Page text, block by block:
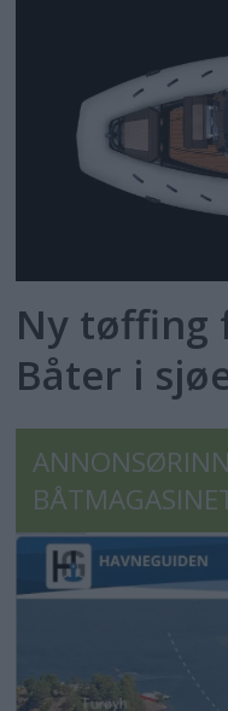
Ny tøffing
Båter i